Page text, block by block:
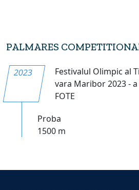
PALMARES
2023
Festivalul Olimpic al
vara Maribor 2023 -
FOTE
Proba
1500 m